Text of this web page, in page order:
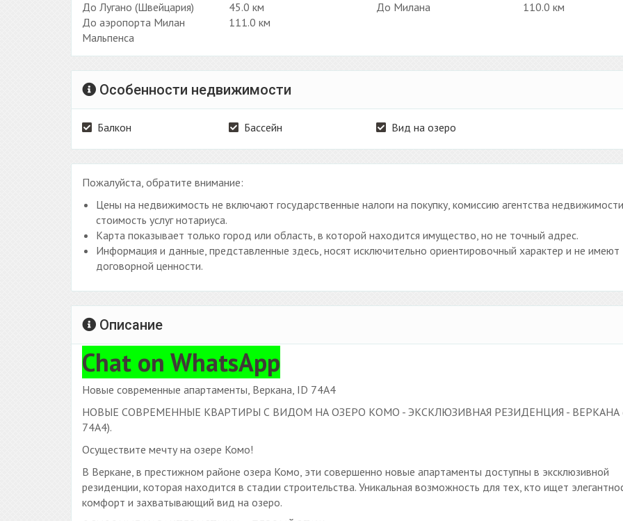
До Лугано (Швейцария)
45.0 км До Милана
110.0 км
До аэропорта Милан
Мальпенса
111.0 км
Особенности недвижимости
Балкон Бассейн Вид на озеро
Пожалуйста, обратите внимание:
Цены на недвижимость не включают государственные налоги на покупку, комиссию агентства
стоимость услуг нотариуса.
Карта показывает только город или область, в которой находится имущество, но не точный адрес.
Информация и данные, представленные здесь, носят исключительно ориентировочный характер и не имеют
договорной ценности.
Описание
Chat on WhatsApp
Новые современные апартаменты, Веркана, ID 74A4
НОВЫЕ СОВРЕМЕННЫЕ КВАРТИРЫ С ВИДОМ НА ОЗЕРО КОМО - ЭКСКЛЮЗИВНАЯ РЕЗИДЕНЦИЯ - ВЕРКАНА
74A4).
Осуществите мечту на озере Комо!
В Веркане, в престижном районе озера Комо, эти совершенно новые апартаменты доступны в эксклюзивной
резиденции, которая находится в стадии строительства. Уникальная возможность для тех, кто ищет
комфорт и захватывающий вид на озеро.